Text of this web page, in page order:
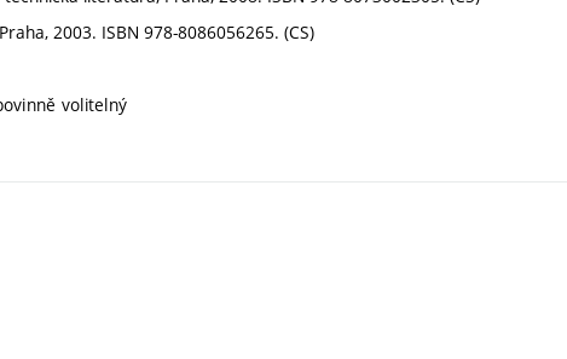
2003. ISBN 978-8086056265. (CS)
volitelný